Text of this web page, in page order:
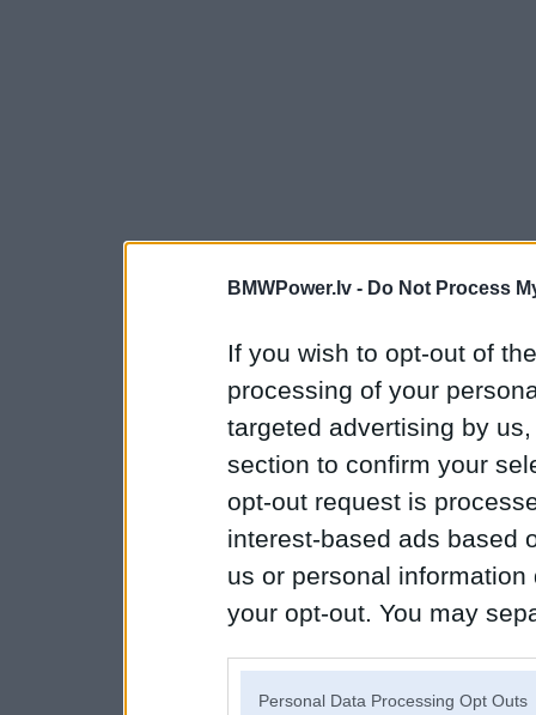
BMWPower.lv - Do Not Process
If you wish to opt-out of
processing of your
targeted advertising by
section to confirm your
opt-out request is
interest-based ads based
us or personal
your opt-out. You may
Personal Data Processing Opt Outs